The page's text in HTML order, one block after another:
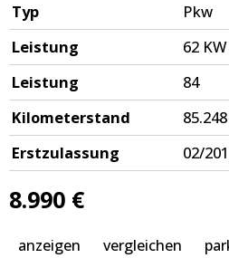
Typ
Pkw
Leistung
62
Leistung
84
Kilometerstand
Erstzulassung
02/
8.990 €
anzeigen vergleichen